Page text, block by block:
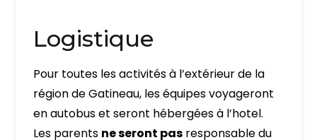
Logistique
Pour toutes les activités à l’extérieur de la
région de Gatineau, les équipes voyageront
en autobus et seront hébergées à l’hotel.
Les parents ne seront pas responsable du